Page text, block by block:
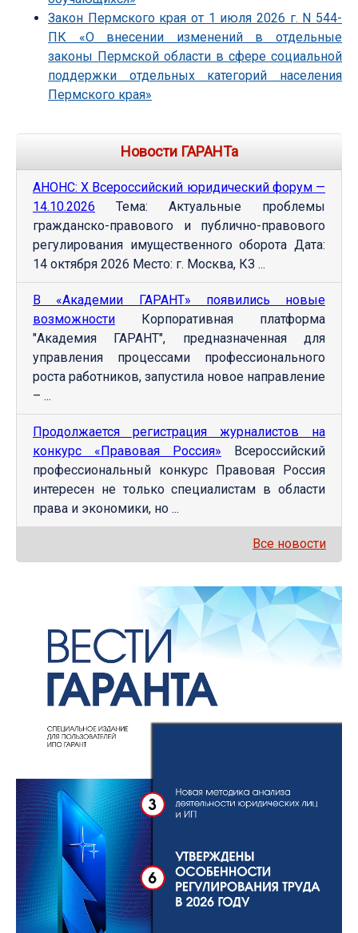
Закон Пермского края от 1 июля 2026 г. N 544-
ПК «О внесении изменений в отдельные
законы Пермской области в сфере социальной
поддержки отдельных категорий населения
Пермского края»
Новости ГАРАНТа
АНОНС: Х Всероссийский юридический форум —
14.10.2026 Тема: Актуальные проблемы
гражданско-правового и публично-правового
регулирования имущественного оборота Дата:
14 октября 2026 Место: г. Москва, КЗ ...
В «Академии ГАРАНТ» появились новые
возможности Корпоративная платформа
"Академия ГАРАНТ", предназначенная для
управления процессами профессионального
роста работников, запустила новое направление
– ...
Продолжается регистрация журналистов на
конкурс «Правовая Россия» Всероссийский
профессиональный конкурс Правовая Россия
интересен не только специалистам в области
права и экономики, но ...
Все новости